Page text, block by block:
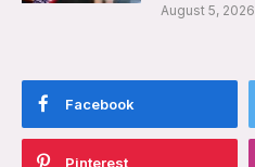
August 5, 2026
Facebook
Pinterest